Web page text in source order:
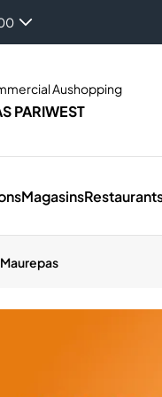
Aushopping
PARIWEST
Magasins